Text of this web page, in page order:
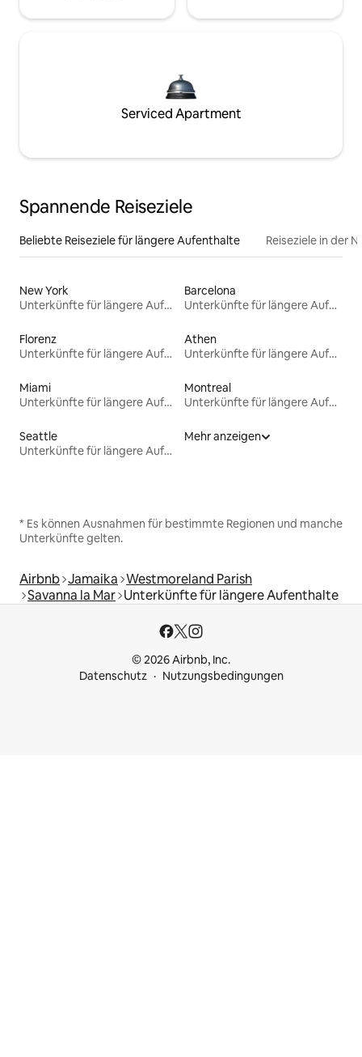
Serviced Apartment
Spannende Reiseziele
Beliebte Reiseziele für längere Aufenthalte Reiseziele in der
New York
Unterkünfte für längere Aufenthalte
Barcelona
Unterkünfte für längere Aufenthalte
Florenz
Unterkünfte für längere Aufenthalte
Athen
Unterkünfte für längere Aufenthalte
Miami
Unterkünfte für längere Aufenthalte
Montreal
Unterkünfte für längere Aufenthalte
Seattle
Unterkünfte für längere Aufenthalte
Mehr anzeigen
* Es können Ausnahmen für bestimmte Regionen und manche
Unterkünfte gelten.
Airbnb Jamaika Westmoreland Parish
Savanna la Mar Unterkünfte für längere Aufenthalte
© 2026 Airbnb, Inc.
Datenschutz
Nutzungsbedingungen